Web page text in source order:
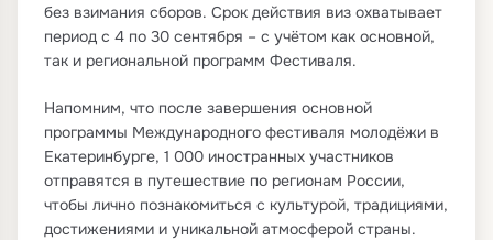
без взимания сборов. Срок действия виз охватывает
период с 4 по 30 сентября – с учётом как основной,
так и региональной программ Фестиваля.
Напомним, что после завершения основной
программы Международного фестиваля молодёжи в
Екатеринбурге, 1 000 иностранных участников
отправятся в путешествие по регионам России,
чтобы лично познакомиться с культурой, традициями,
достижениями и уникальной атмосферой страны.